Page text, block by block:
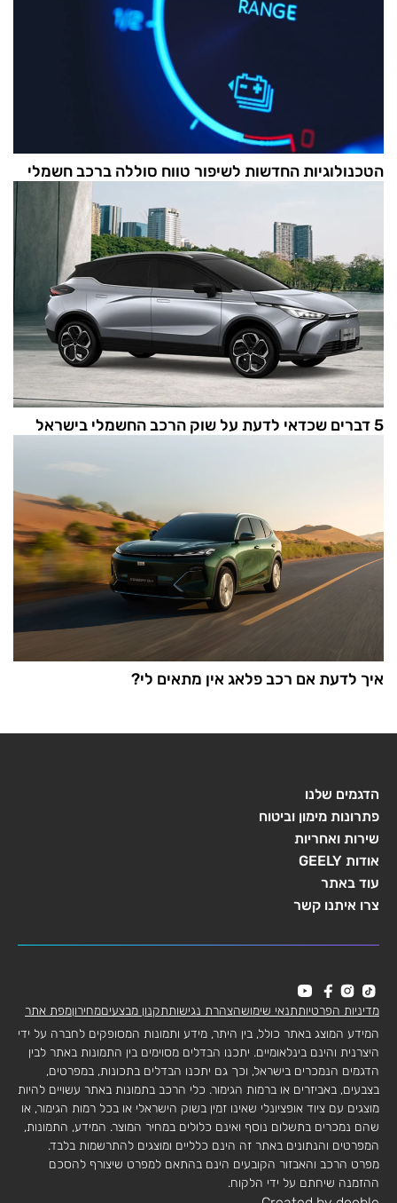
הטכנולוגיות החדשות לשיפור טווח סוללה ברכב חשמלי
5 דברים שכדאי לדעת על שוק הרכב החשמלי בישראל
איך לדעת אם רכב פלאג אין מתאים לי?
הדגמים שלנו
פתרונות מימון וביטוח
שירות ואחריות
אודות GEELY
עוד באתר
צרו איתנו קשר
מדיניות הפרטיותתנאי שימושהצהרת נגישותתקנון מבצעיםמחירוןמפת אתר
המידע המוצג באתר כולל, בין היתר, מידע ותמונות המסופקים לחברה על ידי
היצרנית והינם בינלאומיים. יתכנו הבדלים מסוימים בין התמונות באתר לבין
הדגמים הנמכרים בישראל, וכך גם יתכנו הבדלים בתכונות, במפרטים,
בצבעים, באביזרים או ברמות הגימור. כלי הרכב בתמונות באתר עשויים להיות
מוצגים עם ציוד אופציונלי שאינו זמין בשוק הישראלי או בכל רמות הגימור, או
שהם נמכרים בתשלום נוסף ואינם כלולים במחיר המוצר. המידע, התמונות,
המפרטים והנתונים באתר זה הינם כלליים ומוצגים להתרשמות בלבד.
מפרט הרכב והאבזור הקובעים הינם בהתאם למפרט שיצורף להסכם
ההזמנה שיחתם על ידי הלקוח.